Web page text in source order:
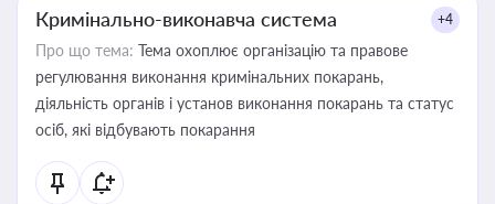
Кримінально-виконавча система +4
Про що тема: Тема охоплює організацію та правове
регулювання виконання кримінальних покарань,
діяльність органів і установ виконання покарань та статус
осіб, які відбувають покарання